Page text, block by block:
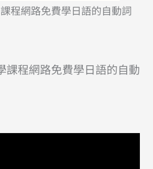
程網路免費學日語的自動詞
課程網路免費學日語的自動